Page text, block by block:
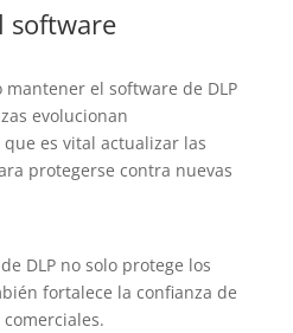
software
el software de DLP
evolucionan
es vital actualizar las
protegerse contra nuevas
DLP no solo protege los
fortalece la confianza de